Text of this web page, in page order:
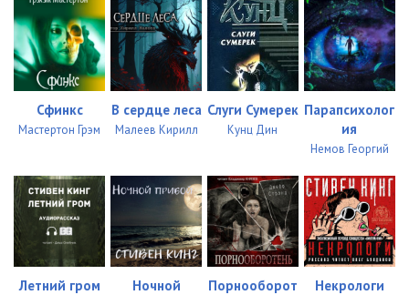
Сфинкс
Мастертон Грэм
В сердце леса
Малеев Кирилл
Слуги Сумерек
Кунц Дин
Парапсихолог
ия
Немов Георгий
Летний гром Ночной Порнооборот Некрологи